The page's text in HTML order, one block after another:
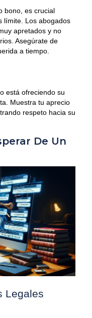
bono, es crucial
límite. Los abogados
apretados y no
Asegúrate de
a tiempo.
está ofreciendo su
Muestra tu aprecio
respeto hacia su
De Un
Legales